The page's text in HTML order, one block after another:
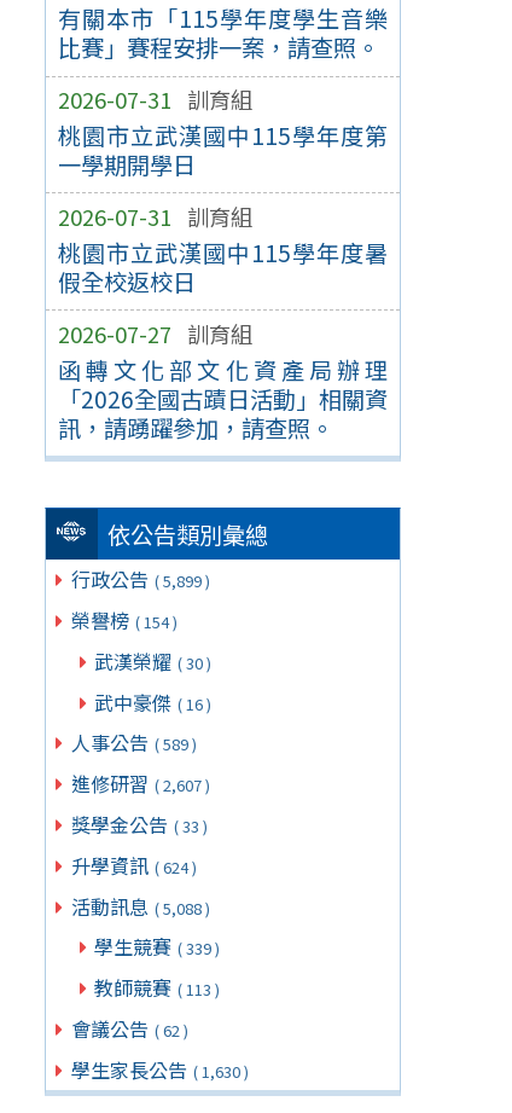
有關本市「115學年度學生音樂
比賽」賽程安排一案，請查照。
2026-07-31 訓育組
桃園市立武漢國中115學年度第
一學期開學日
2026-07-31 訓育組
桃園市立武漢國中115學年度暑
假全校返校日
2026-07-27 訓育組
函轉文化部文化資產局辦理
「2026全國古蹟日活動」相關資
訊，請踴躍參加，請查照。
依公告類別彙總
行政公告 ( 5,899 )
榮譽榜 ( 154 )
武漢榮耀 ( 30 )
武中豪傑 ( 16 )
人事公告 ( 589 )
進修研習 ( 2,607 )
獎學金公告 ( 33 )
升學資訊 ( 624 )
活動訊息 ( 5,088 )
學生競賽 ( 339 )
教師競賽 ( 113 )
會議公告 ( 62 )
學生家長公告 ( 1,630 )